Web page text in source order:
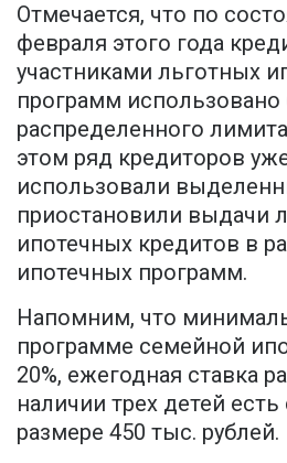
Отмечается, что по
февраля этого года
участниками льготных
программ использовано
распределенного
этом ряд кредиторов
использовали
приостановили выдачи
ипотечных кредитов в
ипотечных программ.
Напомним, что
программе семейной
20%, ежегодная ставка
наличии трех детей
размере 450 тыс. рублей.